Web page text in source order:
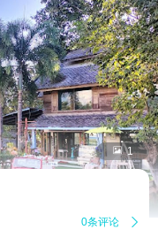
 1
0条评论 